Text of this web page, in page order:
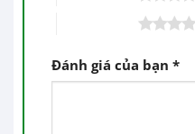
Đánh giá của bạn *